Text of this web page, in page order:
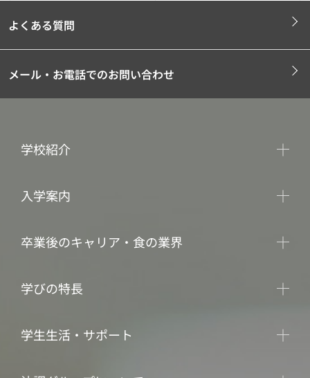
よくある質問
メール・お電話でのお問い合わせ
学校紹介
入学案内
卒業後のキャリア・食の業界
学びの特長
学生生活・サポート